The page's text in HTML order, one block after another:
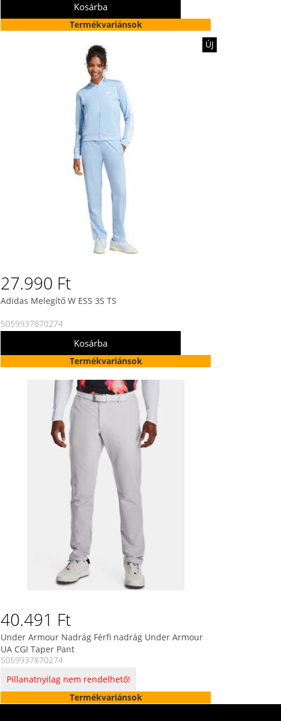
Termékvariánsok
ÚJ
Termékvariánsok
27.990 Ft
Adidas Melegítő W ESS 3S TS
5059937870274
Termékvariánsok
40.491 Ft
Under Armour Nadrág Férfi nadrág Under Armour
UA CGI Taper Pant
5059937870274
Pillanatnyilag nem rendelhető!